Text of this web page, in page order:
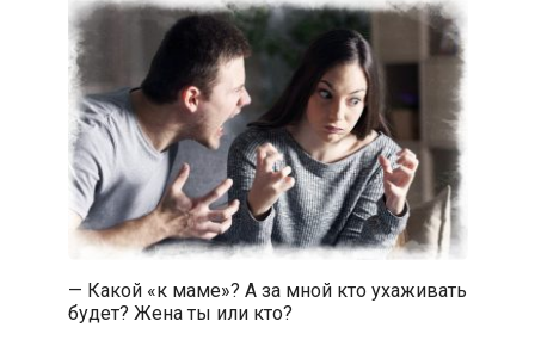
— Какой «к маме»? А за мной кто ухаживать
будет? Жена ты или кто?